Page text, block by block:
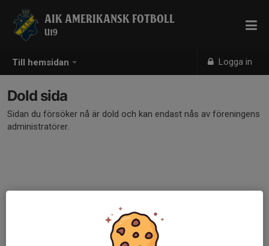
Till hemsidan Logga in
AIK AMERIKANSK FOTBOLL
U19
Dold sida
Sidan du försöker nå är dold och kan endast nås av föreningens
administratörer.